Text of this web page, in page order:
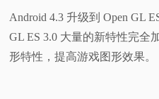
Android 4.3 升级到 Open GL
GL ES 3.0 大量的新特性完全
形特性，提高游戏图形效果。